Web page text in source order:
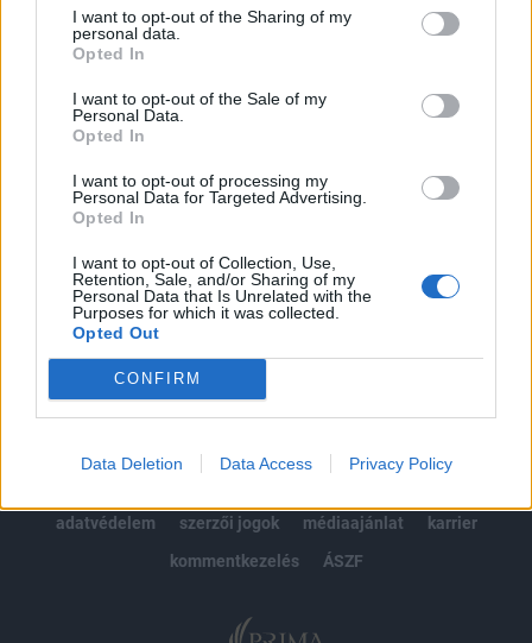
I want to opt-out of the Sharing of my
personal data.
Opted In
I want to opt-out of the Sale of my
Personal Data.
Opted In
I want to opt-out of processing my
Personal Data for Targeted Advertising.
Opted In
I want to opt-out of Collection, Use,
Retention, Sale, and/or Sharing of my
Personal Data that Is Unrelated with the
Purposes for which it was collected.
Opted Out
CONFIRM
Data Deletion Data Access Privacy Policy
Az előfizetés a következőket tartalmazza:
Portfolio.hu teljes cikkarchívum
kötéslistái
Előfizetés
MÁR ELŐFIZETŐNK VAGY?BEJELENTKEZÉS
adatvédelem
szerzői jogok médiaajánlat
karrier
kommentkezelés
ÁSZF